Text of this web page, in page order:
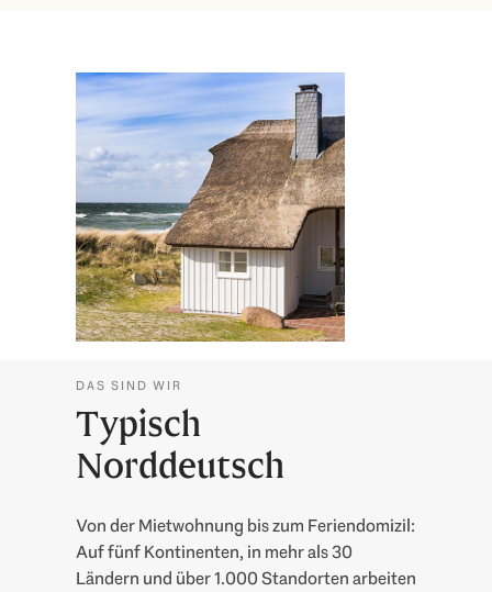
DAS SIND WIR
Typisch
Norddeutsch
Von der Mietwohnung bis zum Feriendomizil:
Auf fünf Kontinenten, in mehr als 30
Ländern und über 1.000 Standorten arbeiten